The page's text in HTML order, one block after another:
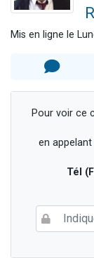
Mis en ligne le
Pour voir ce
en
Tél